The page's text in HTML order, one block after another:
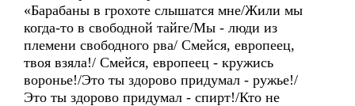
«Барабаны в грохоте слышатся мне/Жили мы
когда-то в свободной тайге/Мы - люди из
племени свободного рва/ Смейся, европеец,
твоя взяла!/ Смейся, европеец - кружись
воронье!/Это ты здорово придумал - ружье!/
Это ты здорово придумал - спирт!/Кто не